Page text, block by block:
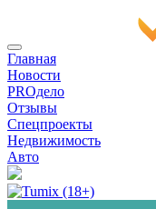
Главная
Новости
PROдело
Отзывы
Спецпроекты
Недвижимость
Авто